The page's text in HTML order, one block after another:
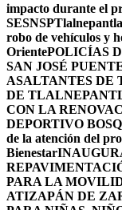
impacto durante el
SESNSP
robo de vehículos y
OrientePOLICÍAS
SAN JOSÉ
ASALTANTES DE
DE
CON LA
DEPORTIVO
de la atención del
Bienestar
PARA LA
ATIZAPÁN DE